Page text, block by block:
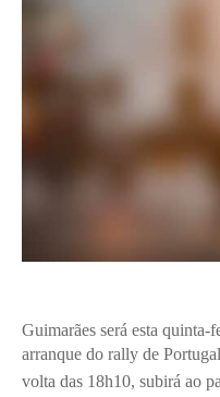
Guimarães será esta quinta-
arranque do rally de
volta das 18h10, subirá ao